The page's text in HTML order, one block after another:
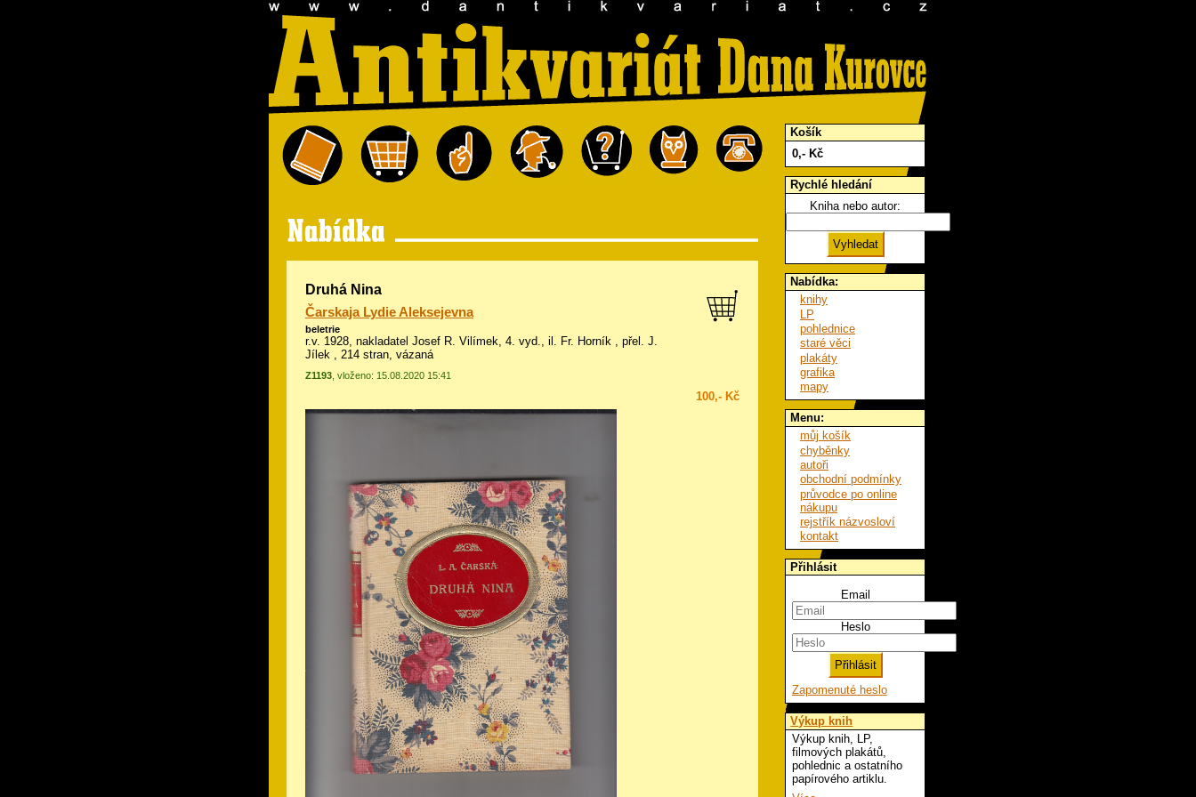
Druhá Nina
Čarskaja Lydie Aleksejevna
beletrie
r.v. 1928, nakladatel Josef R. Vilímek, 4. vyd., il. Fr. Horník , přel. J.
Jílek , 214 stran, vázaná
Z1193 , vloženo: 15.08.2020 15:41
100,- Kč
Košík
0,- Kč
Rychlé hledání
Kniha nebo autor:
Nabídka:
knihy
LP
pohlednice
staré věci
plakáty
grafika
mapy
Menu:
můj košík
chyběnky
autoři
obchodní podmínky
průvodce po online
nákupu
rejstřík názvosloví
kontakt
Přihlásit
Email
Heslo
Zapomenuté heslo
Výkup knih
Výkup knih, LP,
filmových plakátů,
pohlednic a ostatního
papírového artiklu.